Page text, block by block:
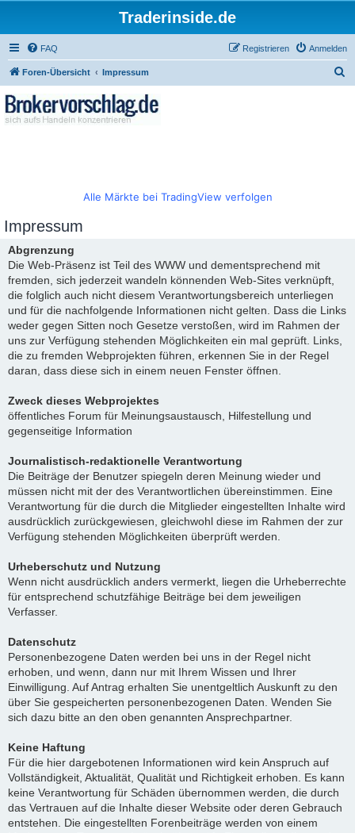
Traderinside.de
FAQ Anmelden
Registrieren
Foren-Übersicht Impressum
Alle Märkte bei TradingView verfolgen
Impressum
Abgrenzung
Die Web-Präsenz ist Teil des WWW und dementsprechend mit
fremden, sich jederzeit wandeln könnenden Web-Sites verknüpft,
die folglich auch nicht diesem Verantwortungsbereich unterliegen
und für die nachfolgende Informationen nicht gelten. Dass die Links
weder gegen Sitten noch Gesetze verstoßen, wird im Rahmen der
uns zur Verfügung stehenden Möglichkeiten ein mal geprüft. Links,
die zu fremden Webprojekten führen, erkennen Sie in der Regel
daran, dass diese sich in einem neuen Fenster öffnen.
Zweck dieses Webprojektes
öffentliches Forum für Meinungsaustausch, Hilfestellung und
gegenseitige Information
Journalistisch-redaktionelle Verantwortung
Die Beiträge der Benutzer spiegeln deren Meinung wieder und
müssen nicht mit der des Verantwortlichen übereinstimmen. Eine
Verantwortung für die durch die Mitglieder eingestellten Inhalte wird
ausdrücklich zurückgewiesen, gleichwohl diese im Rahmen der zur
Verfügung stehenden Möglichkeiten überprüft werden.
Urheberschutz und Nutzung
Wenn nicht ausdrücklich anders vermerkt, liegen die Urheberrechte
für entsprechend schutzfähige Beiträge bei dem jeweiligen
Verfasser.
Datenschutz
Personenbezogene Daten werden bei uns in der Regel nicht
erhoben, und wenn, dann nur mit Ihrem Wissen und Ihrer
Einwilligung. Auf Antrag erhalten Sie unentgeltlich Auskunft zu den
über Sie gespeicherten personenbezogenen Daten. Wenden Sie
sich dazu bitte an den oben genannten Ansprechpartner.
Keine Haftung
Für die hier dargebotenen Informationen wird kein Anspruch auf
Vollständigkeit, Aktualität, Qualität und Richtigkeit erhoben. Es kann
keine Verantwortung für Schäden übernommen werden, die durch
das Vertrauen auf die Inhalte dieser Website oder deren Gebrauch
entstehen. Die eingestellten Forenbeiträge werden von einem